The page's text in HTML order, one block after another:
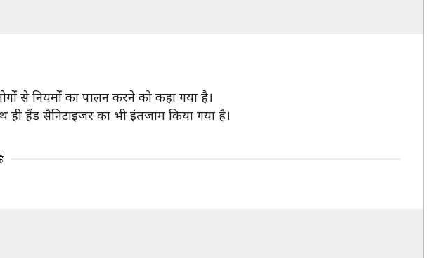
से नियमों का पालन करने को कहा गया है।
हैंड सैनिटाइजर का भी इंतजाम किया गया है।